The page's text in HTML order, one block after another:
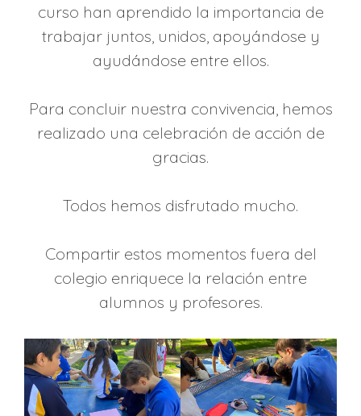
curso han aprendido la importancia de
trabajar juntos, unidos, apoyándose y
ayudándose entre ellos.
Para concluir nuestra convivencia, hemos
realizado una celebración de acción de
gracias.
Todos hemos disfrutado mucho.
Compartir estos momentos fuera del
colegio enriquece la relación entre
alumnos y profesores.